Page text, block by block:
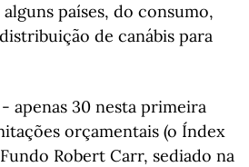
países, do consumo,
de canábis para
- apenas 30 nesta primeira
orçamentais (o Índex
Robert Carr, sediado na